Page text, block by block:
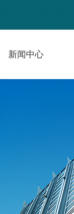
新闻中心